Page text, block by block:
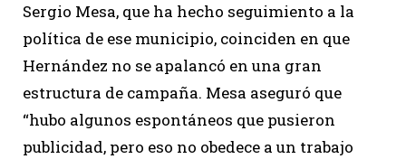
Sergio Mesa, que ha hecho seguimiento a la
política de ese municipio, coinciden en que
Hernández no se apalancó en una gran
estructura de campaña. Mesa aseguró que
“hubo algunos espontáneos que pusieron
publicidad, pero eso no obedece a un trabajo